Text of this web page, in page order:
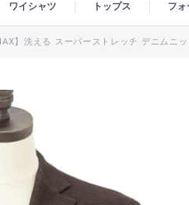
ワイシャツ トップス フォ
】洗える スーパーストレッチ デニムニ